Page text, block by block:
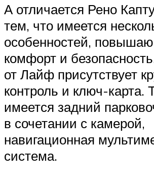
А отличается Рено
тем, что имеется
особенностей,
комфорт и
от Лайф присутствует
контроль и ключ-карта.
имеется задний
в сочетании с камерой,
навигационная
система.